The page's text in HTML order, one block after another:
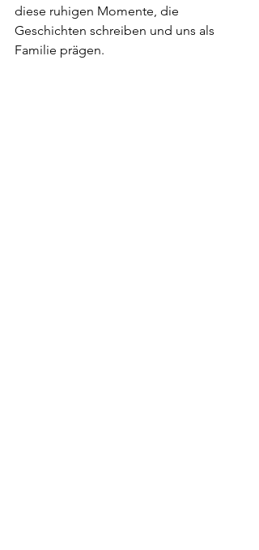
diese ruhigen Momente, die
Geschichten schreiben und uns als
Familie prägen.